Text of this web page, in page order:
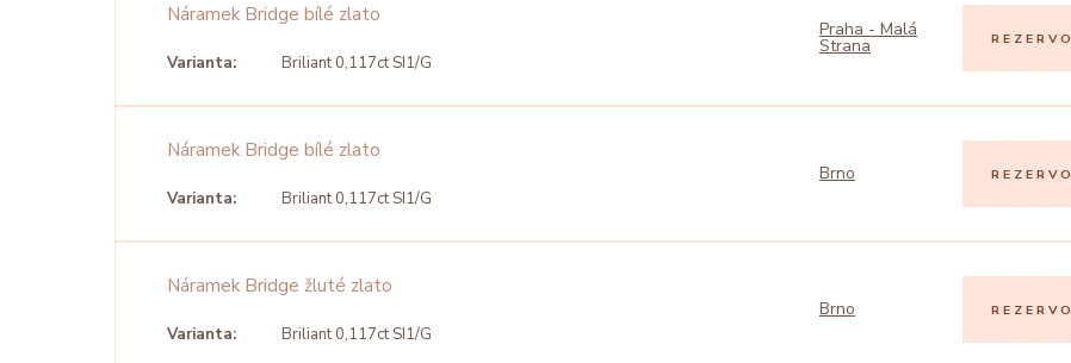
Náramek Bridge bílé zlato
Varianta: Briliant 0,117ct SI1/G
Praha - Malá
Strana
Náramek Bridge bílé zlato
Varianta: Briliant 0,117ct SI1/G
Brno
Náramek Bridge žluté zlato
Varianta: Briliant 0,117ct SI1/G
Brno